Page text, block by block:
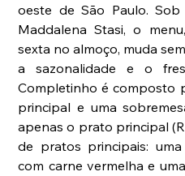
oeste de São Paulo.
Maddalena Stasi, o
sexta no almoço, muda
a sazonalidade e o
Completinho é composto
principal e uma
apenas o prato principal
de pratos principais:
com carne vermelha e